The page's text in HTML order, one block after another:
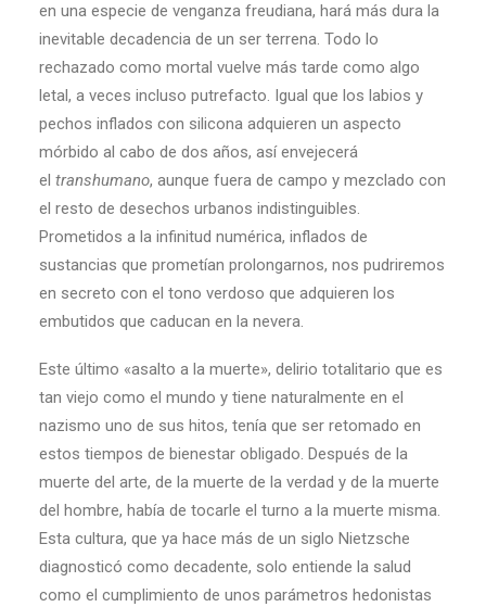
en una especie de venganza freudiana, hará más dura la
inevitable decadencia de un ser terrena. Todo lo
rechazado como mortal vuelve más tarde como algo
letal, a veces incluso putrefacto. Igual que los labios y
pechos inflados con silicona adquieren un aspecto
mórbido al cabo de dos años, así envejecerá
el transhumano, aunque fuera de campo y mezclado con
el resto de desechos urbanos indistinguibles.
Prometidos a la infinitud numérica, inflados de
sustancias que prometían prolongarnos, nos pudriremos
en secreto con el tono verdoso que adquieren los
embutidos que caducan en la nevera.
Este último «asalto a la muerte», delirio totalitario que es
tan viejo como el mundo y tiene naturalmente en el
nazismo uno de sus hitos, tenía que ser retomado en
estos tiempos de bienestar obligado. Después de la
muerte del arte, de la muerte de la verdad y de la muerte
del hombre, había de tocarle el turno a la muerte misma.
Esta cultura, que ya hace más de un siglo Nietzsche
diagnosticó como decadente, solo entiende la salud
como el cumplimiento de unos parámetros hedonistas